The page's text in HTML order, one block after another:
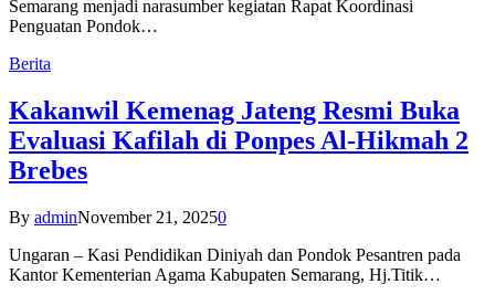
Semarang menjadi narasumber kegiatan Rapat Koordinasi
Penguatan Pondok…
Berita
Kakanwil Kemenag Jateng Resmi Buka
Evaluasi Kafilah di Ponpes Al-Hikmah 2
Brebes
By adminNovember 21, 20250
Ungaran – Kasi Pendidikan Diniyah dan Pondok Pesantren pada
Kantor Kementerian Agama Kabupaten Semarang, Hj.Titik…